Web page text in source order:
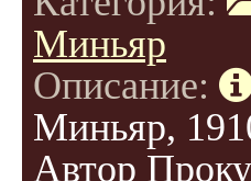
Миньяр
Описание:
Миньяр,
Автор